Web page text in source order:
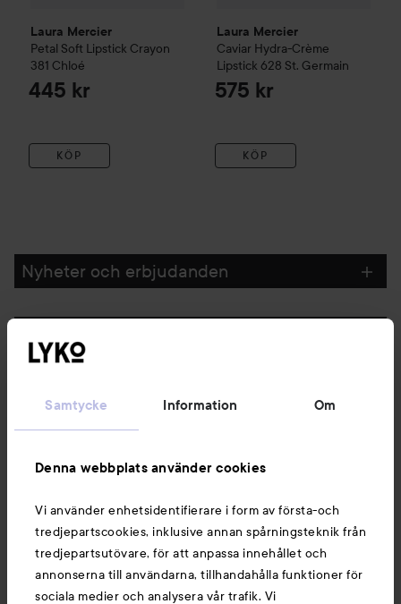
Samtycke Information Om
Denna webbplats använder cookies
Vi använder enhetsidentifierare i form av första-och
tredjepartscookies, inklusive annan spårningsteknik från
tredjepartsutövare, för att anpassa innehållet och
annonserna till användarna, tillhandahålla funktioner för
sociala medier och analysera vår trafik. Vi
Laura Mercier
Petal Soft Lipstick Crayon
381 Chloé
445 kr
KÖP
Laura Mercier
Caviar Hydra-Crème
Lipstick 628 St. Germain
575 kr
KÖP
Nyheter och erbjudanden
Kundservice
Information
Du kanske också gillar